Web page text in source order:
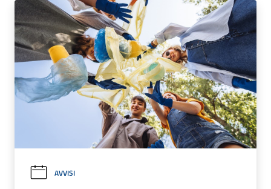
AVVISI